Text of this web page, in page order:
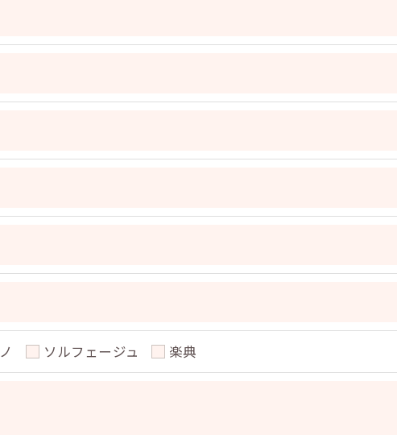
約等の措置をとり、適切な監督を行います。
いよう、適切に安全管理対策を実施します。
の手続について＞
･削除・利用停止の手続を定めさせて頂いております。
て頂きます。
具体的手続きにつきましては、お電話でお問合せ下さい。
ソルフェージュ 楽典